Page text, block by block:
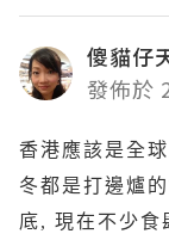
傻貓仔
發佈於
香港應該是全
冬都是打邊爐
底, 現在不少食